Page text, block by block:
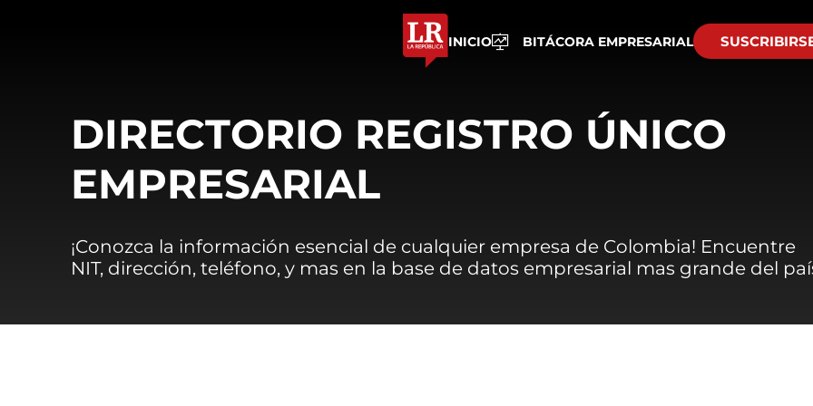
INICIO BITÁCORA EMPRESARIAL
DIRECTORIO REGISTRO ÚNICO
EMPRESARIAL
¡Conozca la información esencial de cualquier empresa de Colombia! Encuentre
NIT, dirección, teléfono, y mas en la base de datos empresarial mas grande del